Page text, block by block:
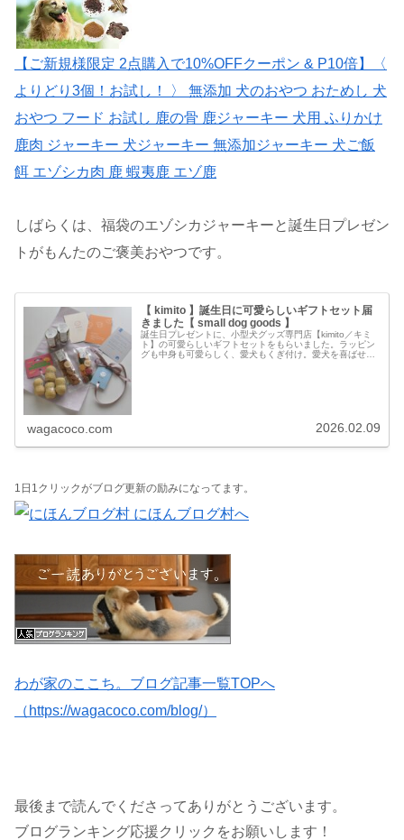
【ご新規様限定 2点購入で10%OFFクーポン & P10倍】〈
よりどり3個！お試し！ 〉 無添加 犬のおやつ おためし 犬
おやつ フード お試し 鹿の骨 鹿ジャーキー 犬用 ふりかけ
鹿肉 ジャーキー 犬ジャーキー 無添加ジャーキー 犬ご飯
餌 エゾシカ肉 鹿 蝦夷鹿 エゾ鹿
しばらくは、福袋のエゾシカジャーキーと誕生日プレゼン
トがもんたのご褒美おやつです。
【 kimito 】誕生日に可愛らしいギフトセット届
きました【 small dog goods 】
誕生日プレゼントに、小型犬グッズ専門店【kimito／キミ
ト】の可愛らしいギフトセットをもらいました。ラッピン
グも中身も可愛らしく、愛犬もくぎ付け。愛犬を喜ばせて
wagacoco.com 2026.02.09
1日1クリックがブログ更新の励みになってます。
わが家のここち。ブログ記事一覧TOPへ
（https://wagacoco.com/blog/）
最後まで読んでくださってありがとうございます。
ブログランキング応援クリックをお願いします！